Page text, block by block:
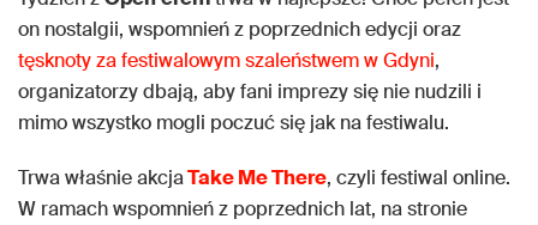
on nostalgii, wspomnień z poprzednich edycji oraz
tęsknoty za festiwalowym szaleństwem w Gdyni,
organizatorzy dbają, aby fani imprezy się nie nudzili i
mimo wszystko mogli poczuć się jak na festiwalu.
Trwa właśnie akcjaTake Me There, czyli festiwal online.
W ramach wspomnień z poprzednich lat, na stronie